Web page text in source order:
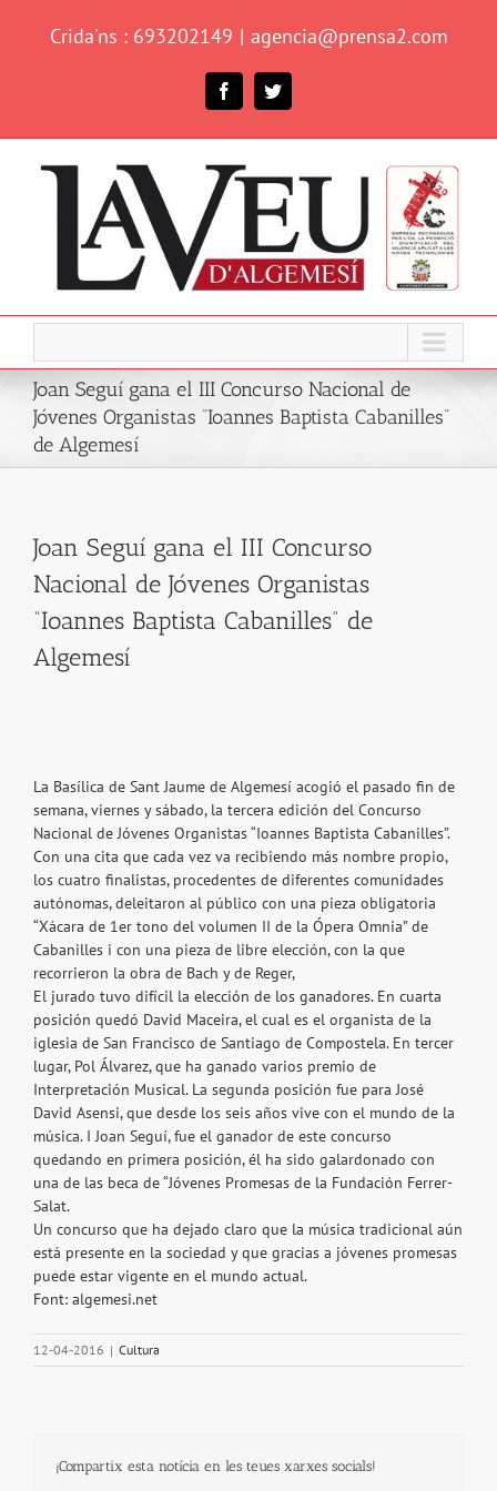
Crida'ns : 693202149 | agencia@prensa2.com
FacebookTwitter
Joan Seguí gana el III Concurso Nacional de
Jóvenes Organistas “Ioannes Baptista Cabanilles”
de Algemesí
Joan Seguí gana el III Concurso
Nacional de Jóvenes Organistas
“Ioannes Baptista Cabanilles” de
Algemesí
La Basílica de Sant Jaume de Algemesí acogió el pasado fin de
semana, viernes y sábado, la tercera edición del Concurso
Nacional de Jóvenes Organistas “Ioannes Baptista Cabanilles”.
Con una cita que cada vez va recibiendo más nombre propio,
los cuatro finalistas, procedentes de diferentes comunidades
autónomas, deleitaron al público con una pieza obligatoria
“Xácara de 1er tono del volumen II de la Ópera Omnia” de
Cabanilles i con una pieza de libre elección, con la que
recorrieron la obra de Bach y de Reger,
El jurado tuvo difícil la elección de los ganadores. En cuarta
posición quedó David Maceira, el cual es el organista de la
iglesia de San Francisco de Santiago de Compostela. En tercer
lugar, Pol Álvarez, que ha ganado varios premio de
Interpretación Musical. La segunda posición fue para José
David Asensi, que desde los seis años vive con el mundo de la
música. I Joan Seguí, fue el ganador de este concurso
quedando en primera posición, él ha sido galardonado con
una de las beca de “Jóvenes Promesas de la Fundación Ferrer-
Salat.
Un concurso que ha dejado claro que la música tradicional aún
está presente en la sociedad y que gracias a jóvenes promesas
puede estar vigente en el mundo actual.
Font: algemesi.net
12-04-2016 | Cultura
¡Compartix esta notícia en les teues xarxes socials!